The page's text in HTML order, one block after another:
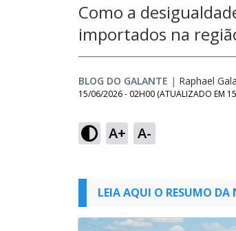
Como a
importados na
BLOG DO GALANTE | Raphael
15/06/2026 - 02H00 (ATUALIZADO EM
A+ A-
LEIA AQUI O RESUMO